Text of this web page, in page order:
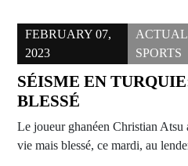
FEBRUARY 07,
2023
SPORTS
SÉISME EN
BLESSÉ
Le joueur ghanéen Christian Atsu
vie mais blessé, ce mardi, au